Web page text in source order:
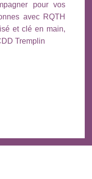
pour vos
avec RQTH
et clé en main,
Tremplin